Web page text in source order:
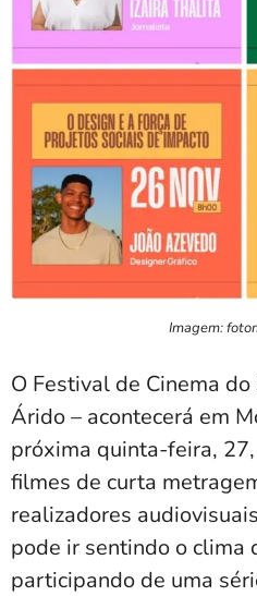
Imagem:
O Festival de Cinema
Árido – acontecerá em
próxima quinta-feira,
filmes de curta
realizadores
pode ir sentindo o clima
participando de uma